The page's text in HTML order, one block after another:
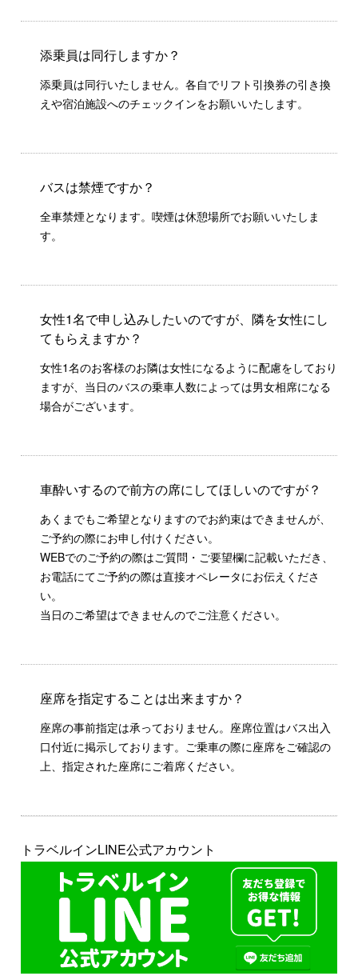
添乗員は同行しますか？
添乗員は同行いたしません。各自でリフト引換券の引き換
えや宿泊施設へのチェックインをお願いいたします。
バスは禁煙ですか？
全車禁煙となります。喫煙は休憩場所でお願いいたしま
す。
女性1名で申し込みしたいのですが、隣を女性にし
てもらえますか？
女性1名のお客様のお隣は女性になるように配慮をしており
ますが、当日のバスの乗車人数によっては男女相席になる
場合がございます。
車酔いするので前方の席にしてほしいのですが？
あくまでもご希望となりますのでお約束はできませんが、
ご予約の際にお申し付けください。
WEBでのご予約の際はご質問・ご要望欄に記載いただき、
お電話にてご予約の際は直接オペレータにお伝えくださ
い。
当日のご希望はできませんのでご注意ください。
座席を指定することは出来ますか？
座席の事前指定は承っておりません。座席位置はバス出入
口付近に掲示しております。ご乗車の際に座席をご確認の
上、指定された座席にご着席ください。
トラベルインLINE公式アカウント